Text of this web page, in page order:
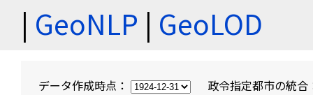
| GeoNLP | GeoLOD
データ作成時点： 政令指定都市の統